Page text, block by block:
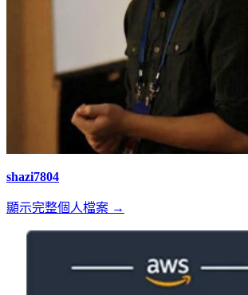
shazi7804
顯示完整個人檔案 →